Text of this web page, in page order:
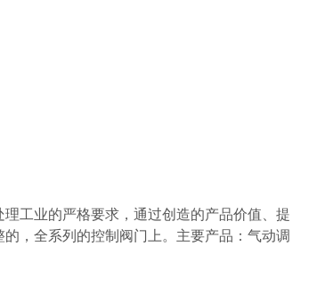
工业的严格要求，通过创造的产品价值、提
，全系列的控制阀门上。主要产品：气动调